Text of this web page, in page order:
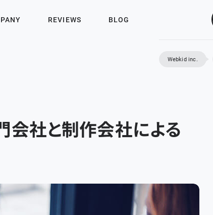
REVIEWS BLOG
Webkid inc.
会社と制作会社による